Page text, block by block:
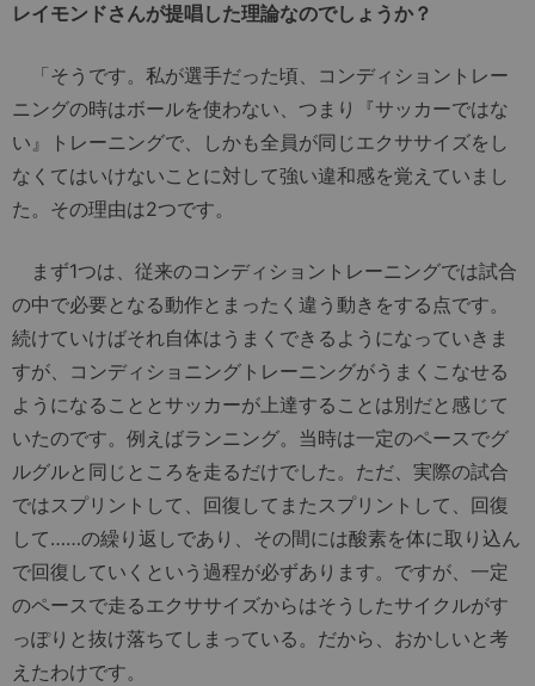
レイモンドさんが提唱した理論なのでしょうか？
「そうです。私が選手だった頃、コンディショントレー
ニングの時はボールを使わない、つまり『サッカーではな
い』トレーニングで、しかも全員が同じエクササイズをし
なくてはいけないことに対して強い違和感を覚えていまし
た。その理由は2つです。
まず1つは、従来のコンディショントレーニングでは試合
の中で必要となる動作とまったく違う動きをする点です。
続けていけばそれ自体はうまくできるようになっていきま
すが、コンディショニングトレーニングがうまくこなせる
ようになることとサッカーが上達することは別だと感じて
いたのです。例えばランニング。当時は一定のペースでグ
ルグルと同じところを走るだけでした。ただ、実際の試合
ではスプリントして、回復してまたスプリントして、回復
して……の繰り返しであり、その間には酸素を体に取り込ん
で回復していくという過程が必ずあります。ですが、一定
のペースで走るエクササイズからはそうしたサイクルがす
っぽりと抜け落ちてしまっている。だから、おかしいと考
えたわけです。